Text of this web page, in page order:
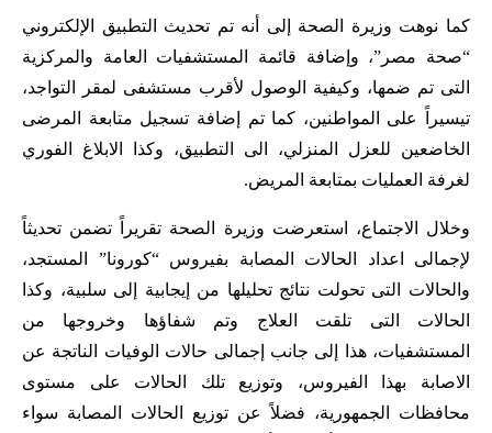
كما نوهت وزيرة الصحة إلى أنه تم تحديث التطبيق الإلكتروني
“صحة مصر”، وإضافة قائمة المستشفيات العامة والمركزية
التى تم ضمها، وكيفية الوصول لأقرب مستشفى لمقر التواجد،
تيسيراً على المواطنين، كما تم إضافة تسجيل متابعة المرضى
الخاضعين للعزل المنزلي، الى التطبيق، وكذا الابلاغ الفوري
لغرفة العمليات بمتابعة المريض.
وخلال الاجتماع، استعرضت وزيرة الصحة تقريراً تضمن تحديثاً
لإجمالى اعداد الحالات المصابة بفيروس “كورونا” المستجد،
والحالات التى تحولت نتائج تحليلها من إيجابية إلى سلبية، وكذا
الحالات التى تلقت العلاج وتم شفاؤها وخروجها من
المستشفيات، هذا إلى جانب إجمالى حالات الوفيات الناتجة عن
الاصابة بهذا الفيروس، وتوزيع تلك الحالات على مستوى
محافظات الجمهورية، فضلاً عن توزيع الحالات المصابة سواء